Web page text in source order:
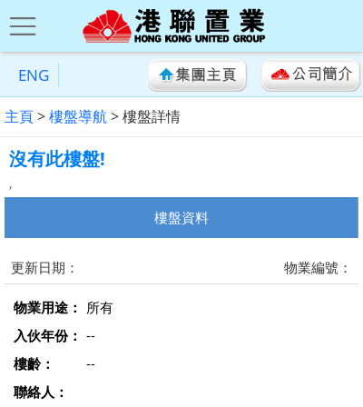
ENG
主頁>樓盤導航> 樓盤詳情
沒有此樓盤!
,
樓盤資料
更新日期： 物業編號：
物業用途： 所有
入伙年份： --
樓齡：
--
聯絡人：